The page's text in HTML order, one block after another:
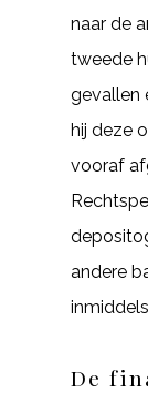
naar de
tweede
gevallen
hij deze
vooraf
andere
De